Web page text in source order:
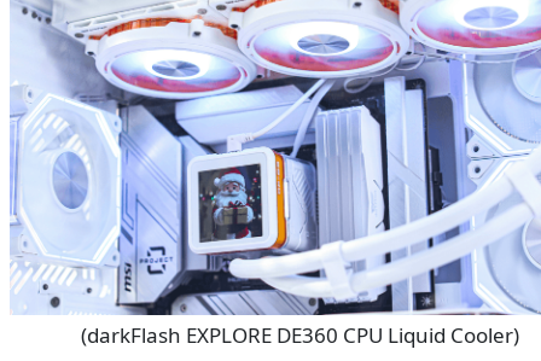
(darkFlash EXPLORE DE360 CPU Liquid Cooler)